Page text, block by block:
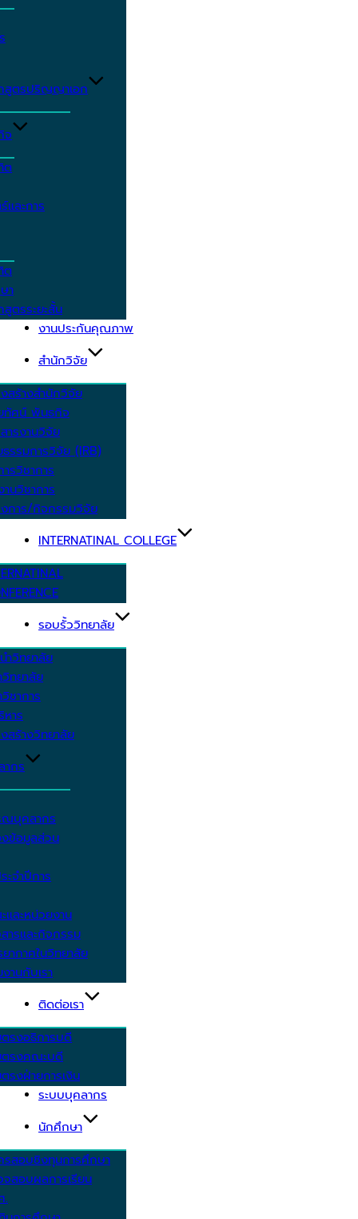
สูตรปริญญาเอก
จ
ต
ละการ
ต
า
ตรระยะสั้น
งานประกันคุณภาพ
สำนักวิจัย
สร้างสำนักวิจัย
ทัศน์ พันธกิจ
ารงานวิจัย
รรมการวิจัย (IRB)
รวิชาการ
นวิชาการ
งการ/กิจกรรมวิจัย
INTERNATINAL COLLEGE
รอบรั้ววิทยาลัย
ำวิทยาลัย
ทยาลัย
ชาการ
าร
สร้างวิทยาลัย
กร
ณบุคลากร
ข้อมูลส่วน
จำปีการ
ละหน่วยงาน
ารและกิจกรรม
ากาศในวิทยาลัย
านกับเรา
ติดต่อเรา
รงอธิการบดี
ตรงคณะบดี
รงฝ่ายการเงิน
ระบบบุคลากร
นักศึกษา
รสอบชิงทุนการศึกษา
สอบผลการเรียน
.